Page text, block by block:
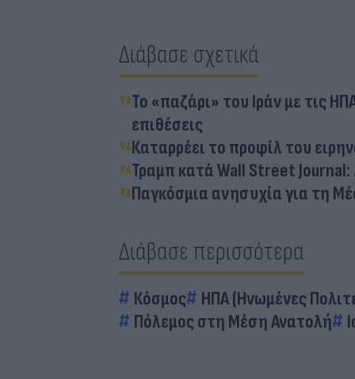
Διάβασε σχετικά
Το «παζάρι» του Ιράν με τις
επιθέσεις
Καταρρέει το προφίλ του
Τραμπ κατά Wall Street Journal:
Παγκόσμια ανησυχία για τη
Διάβασε περισσότερα
Κόσμος ΗΠΑ (Ηνωμένες
Πόλεμος στη Μέση Ανατολή